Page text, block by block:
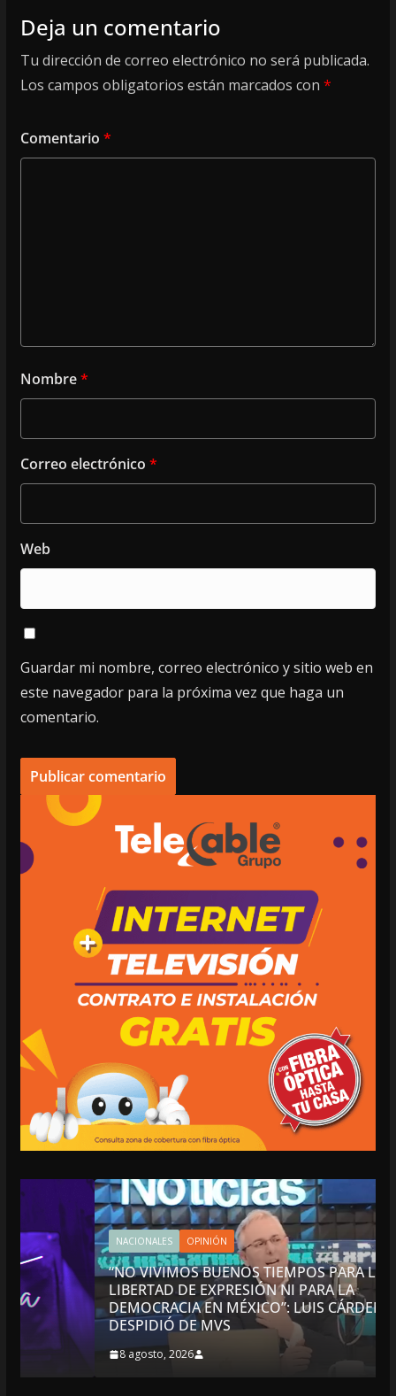
Deja un comentario
Tu dirección de correo electrónico no será publicada.
Los campos obligatorios están marcados con *
Comentario *
Nombre*
Correo electrónico *
Web
Guardar mi nombre, correo electrónico y sitio web en
este navegador para la próxima vez que haga un
comentario.
NACIONALES OPINIÓN
“NO VIVIMOS BUENOS TIEMPOS PARA LA
LIBERTAD DE EXPRESIÓN NI PARA LA
DEMOCRACIA EN MÉXICO”: LUIS CÁRDENAS; SE
DESPIDIÓ DE MVS
8 agosto, 2026